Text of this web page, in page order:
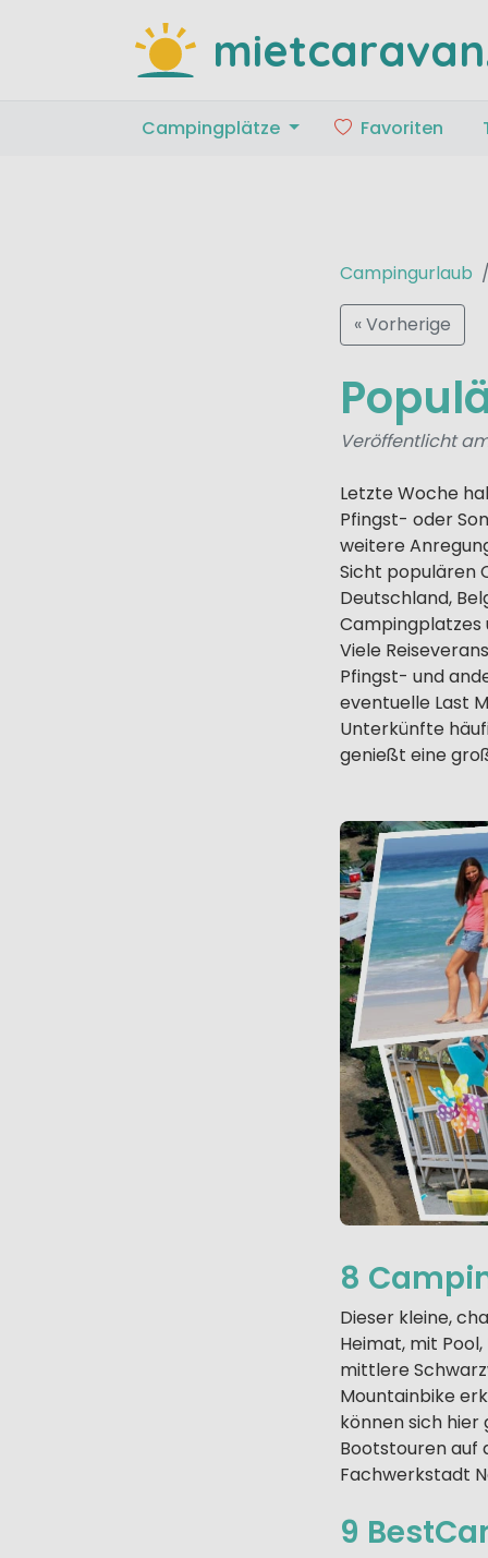
Campingplätze Favoriten
Campingurlaub
« Vorherige
Veröffentlicht
Letzte Woche
Pfingst- oder
weitere
Sicht populären
Deutschland,
Campingplatzes
Viele
Pfingst- und
eventuelle Last
Unterkünfte
genießt eine
8
Dieser kleine,
Heimat, mit
mittlere
Mountainbike
können sich
Bootstouren auf
Fachwerkstadt
9